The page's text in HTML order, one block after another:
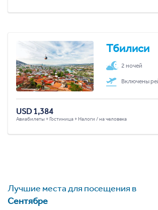
Тбилиси
2 ночей
Включены
USD 1,384
Авиабилеты + Гостиница + Налоги / на человека
Лучшие места для посещения в
Сентябре